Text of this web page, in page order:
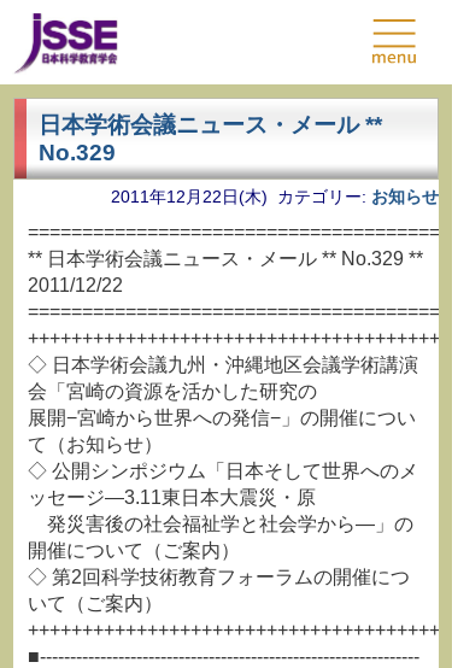
日本学術会議ニュース・メール **
No.329
2011年12月22日(木) カテゴリー: お知らせ
** 日本学術会議ニュース・メール ** No.329 **
2011/12/22
◇ 日本学術会議九州・沖縄地区会議学術講演
会「宮崎の資源を活かした研究の
展開−宮崎から世界への発信−」の開催につい
て（お知らせ）
◇ 公開シンポジウム「日本そして世界へのメ
ッセージ―3.11東日本大震災・原
発災害後の社会福祉学と社会学から―」の
開催について（ご案内）
◇ 第2回科学技術教育フォーラムの開催につ
いて（ご案内）
■---------------------------------------------------------------